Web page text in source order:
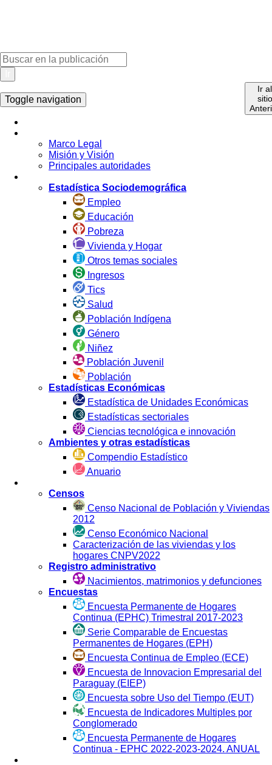
Ir al
sitio
Toggle navigation
Marco Legal
Misión y Visión
Principales autoridades
Estadística Sociodemográfica
Empleo
Educación
Pobreza
Vivienda y Hogar
Otros temas sociales
Ingresos
Tics
Salud
Población Indígena
Género
Niñez
Población Juvenil
Población
Estadísticas Económicas
Estadística de Unidades Económicas
Estadísticas sectoriales
Ciencias tecnológica e innovación
Ambientes y otras estadísticas
Compendio Estadístico
Anuario
Censos
Censo Nacional de Población y Viviendas
2012
Censo Económico Nacional
Caracterización de las viviendas y los
hogares CNPV2022
Registro administrativo
Nacimientos, matrimonios y defunciones
Encuestas
Encuesta Permanente de Hogares
Continua (EPHC) Trimestral 2017-2023
Serie Comparable de Encuestas
Permanentes de Hogares (EPH)
Encuesta Continua de Empleo (ECE)
Encuesta de Innovacion Empresarial del
Paraguay (EIEP)
Encuesta sobre Uso del Tiempo (EUT)
Encuesta de Indicadores Multiples por
Conglomerado
Encuesta Permanente de Hogares
Continua - EPHC 2022-2023-2024. ANUAL